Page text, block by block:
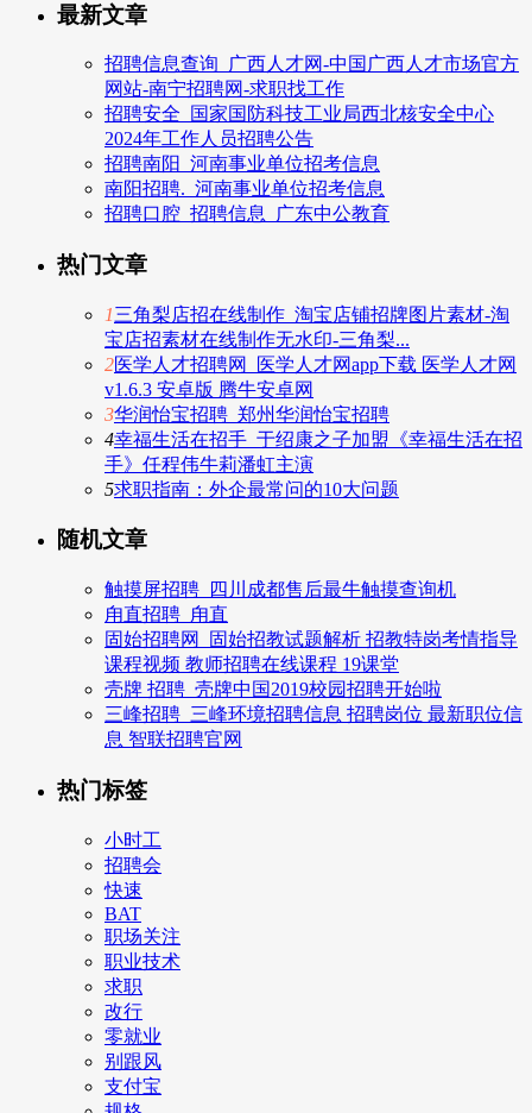
最新文章
招聘信息查询_广西人才网-中国广西人才市场官方
网站-南宁招聘网-求职找工作
招聘安全_国家国防科技工业局西北核安全中心
2024年工作人员招聘公告
招聘南阳_河南事业单位招考信息
南阳招聘._河南事业单位招考信息
招聘口腔_招聘信息_广东中公教育
热门文章
1三角梨店招在线制作_淘宝店铺招牌图片素材-淘
宝店招素材在线制作无水印-三角梨...
2医学人才招聘网_医学人才网app下载 医学人才网
v1.6.3 安卓版 腾牛安卓网
3华润怡宝招聘_郑州华润怡宝招聘
4幸福生活在招手_于绍康之子加盟《幸福生活在招
手》任程伟牛莉潘虹主演
5求职指南：外企最常问的10大问题
随机文章
触摸屏招聘_四川成都售后最牛触摸查询机
甪直招聘_甪直
固始招聘网_固始招教试题解析 招教特岗考情指导
课程视频 教师招聘在线课程 19课堂
壳牌 招聘_壳牌中国2019校园招聘开始啦
三峰招聘_三峰环境招聘信息 招聘岗位 最新职位信
息 智联招聘官网
热门标签
小时工
招聘会
快速
BAT
职场关注
职业技术
求职
改行
零就业
别跟风
支付宝